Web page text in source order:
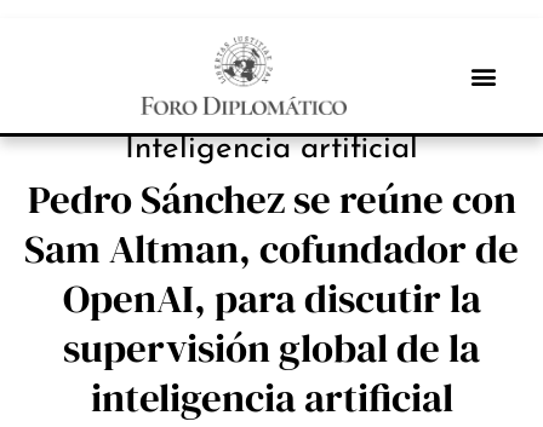
NOTICIAS
Inteligencia artificial
Pedro Sánchez se reúne con
Sam Altman, cofundador de
OpenAI, para discutir la
supervisión global de la
inteligencia artificial